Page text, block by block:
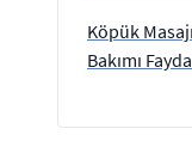
Köpük
Bakımı